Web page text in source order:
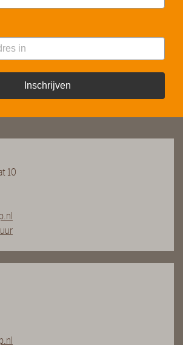
Inschrijven
10